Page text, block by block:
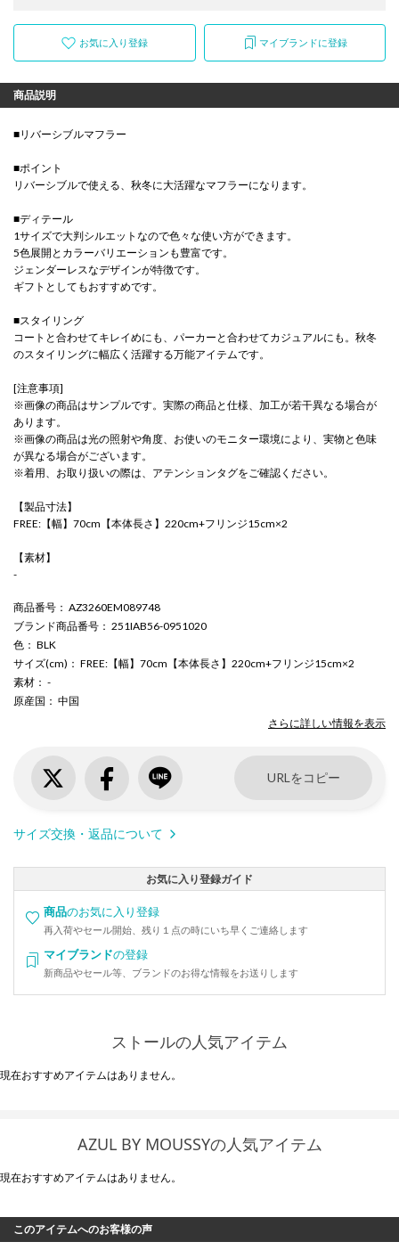
お気に入り登録 マイブランドに登録
商品説明
■リバーシブルマフラー
■ポイント
リバーシブルで使える、秋冬に大活躍なマフラーになります。
■ディテール
1サイズで大判シルエットなので色々な使い方ができます。
5色展開とカラーバリエーションも豊富です。
ジェンダーレスなデザインが特徴です。
ギフトとしてもおすすめです。
■スタイリング
コートと合わせてキレイめにも、パーカーと合わせてカジュアルにも。秋冬
のスタイリングに幅広く活躍する万能アイテムです。
[注意事項]
※画像の商品はサンプルです。実際の商品と仕様、加工が若干異なる場合が
あります。
※画像の商品は光の照射や角度、お使いのモニター環境により、実物と色味
が異なる場合がございます。
※着用、お取り扱いの際は、アテンションタグをご確認ください。
【製品寸法】
FREE:【幅】70cm【本体長さ】220cm+フリンジ15cm×2
【素材】
-
商品番号 ： AZ3260EM089748
ブランド商品番号 ： 251IAB56-0951020
色 ： BLK
サイズ(cm) ： FREE:【幅】70cm【本体長さ】220cm+フリンジ15cm×2
素材 ： -
原産国 ： 中国
さらに詳しい情報を表示
URLをコピー
サイズ交換・返品について
お気に入り登録ガイド
商品のお気に入り登録
再入荷やセール開始、残り１点の時にいち早くご連絡します
マイブランドの登録
新商品やセール等、ブランドのお得な情報をお送りします
ストールの人気アイテム
現在おすすめアイテムはありません。
AZUL BY MOUSSYの人気アイテム
現在おすすめアイテムはありません。
このアイテムへのお客様の声